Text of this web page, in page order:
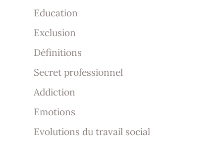
Education
Exclusion
Définitions
Secret professionnel
Addiction
Emotions
Evolutions du travail social